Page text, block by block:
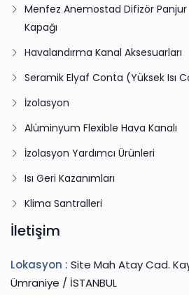
Menfez Anemostad Difizör
Kapağı
Havalandırma Kanal Aksesuarları
Seramik Elyaf Conta (Yüksek Isı
İzolasyon
Alüminyum Flexible Hava Kanalı
İzolasyon Yardımcı Ürünleri
Isı Geri Kazanımları
Klima Santralleri
İletişim
Lokasyon : Site Mah Atay Cad.
Ümraniye / İSTANBUL